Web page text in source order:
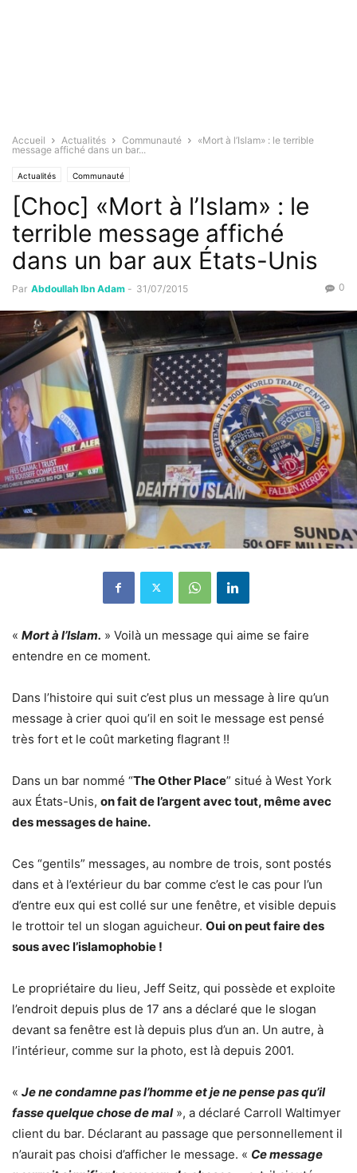
Accueil Actualités Communauté
«Mort à l’Islam» : le terrible
message affiché dans un bar...
Actualités Communauté
[Choc] «Mort à l’Islam» : le
terrible message affiché
dans un bar aux États-Unis
Par Abdoullah Ibn Adam - 31/07/2015 0
« Mort à l’Islam. » Voilà un message qui aime se faire
entendre en ce moment.
Dans l’histoire qui suit c’est plus un message à lire qu’un
message à crier quoi qu’il en soit le message est pensé
très fort et le coût marketing flagrant !!
Dans un bar nommé “The Other Place” situé à West York
aux États-Unis, on fait de l’argent avec tout, même avec
des messages de haine.
Ces “gentils” messages, au nombre de trois, sont postés
dans et à l’extérieur du bar comme c’est le cas pour l’un
d’entre eux qui est collé sur une fenêtre, et visible depuis
le trottoir tel un slogan aguicheur. Oui on peut faire des
sous avec l’islamophobie !
Le propriétaire du lieu, Jeff Seitz, qui possède et exploite
l’endroit depuis plus de 17 ans a déclaré que le slogan
devant sa fenêtre est là depuis plus d’un an. Un autre, à
l’intérieur, comme sur la photo, est là depuis 2001.
« Je ne condamne pas l’homme et je ne pense pas qu’il
fasse quelque chose de mal », a déclaré Carroll Waltimyer
client du bar. Déclarant au passage que personnellement il
n’aurait pas choisi d’afficher le message. « Ce message